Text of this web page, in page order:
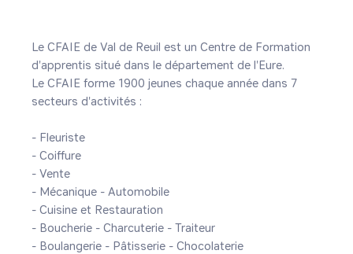
Le CFAIE de Val de Reuil est un Centre de Formation
d'apprentis situé dans le département de l'Eure.
Le CFAIE forme 1900 jeunes chaque année dans 7
secteurs d'activités :
- Fleuriste
- Coiffure
- Vente
- Mécanique - Automobile
- Cuisine et Restauration
- Boucherie - Charcuterie - Traiteur
- Boulangerie - Pâtisserie - Chocolaterie